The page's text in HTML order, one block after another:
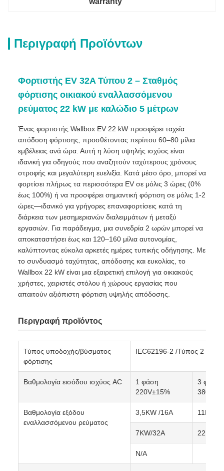
Περιγραφή Προϊόντων
Φορτιστής EV 32A Τύπου 2 – Σταθμός
φόρτισης οικιακού εναλλασσόμενου
ρεύματος 22 kW με καλώδιο 5 μέτρων
Ένας φορτιστής Wallbox EV 22 kW προσφέρει ταχεία
απόδοση φόρτισης, προσθέτοντας περίπου 60–80 μίλια
εμβέλειας ανά ώρα. Αυτή η λύση υψηλής ισχύος είναι
ιδανική για οδηγούς που αναζητούν ταχύτερους χρόνους
στροφής και μεγαλύτερη ευελιξία. Κατά μέσο όρο, μπορεί να
φορτίσει πλήρως τα περισσότερα EV σε μόλις 3 ώρες (0%
έως 100%) ή να προσφέρει σημαντική φόρτιση σε μόλις 1-2
ώρες—ιδανικό για γρήγορες επαναφορτίσεις κατά τη
διάρκεια των μεσημεριανών διαλειμμάτων ή μεταξύ
εργασιών. Για παράδειγμα, μια συνεδρία 2 ωρών μπορεί να
αποκαταστήσει έως και 120–160 μίλια αυτονομίας,
καλύπτοντας εύκολα αρκετές ημέρες τυπικής οδήγησης. Με
το συνδυασμό ταχύτητας, απόδοσης και ευκολίας, το
Wallbox 22 kW είναι μια εξαιρετική επιλογή για οικιακούς
χρήστες, χειριστές στόλου ή χώρους εργασίας που
απαιτούν αξιόπιστη φόρτιση υψηλής απόδοσης.
Περιγραφή προϊόντος
Τύπος υποδοχής/βύσματος
φόρτισης
IEC62196-2 /Τύπος 2
Βαθμολογία εισόδου ισχύος AC
1 φάση
220V±15%
3 φάση
Βαθμολογία εξόδου
εναλλασσόμενου ρεύματος
3,5KW /16A 11KW /
7KW/32A 22KW/
N/A